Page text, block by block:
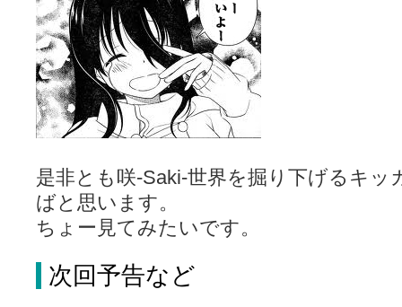
是非とも咲-Saki-世界を掘り下げるキ
ばと思います。
ちょー見てみたいです。
次回予告など